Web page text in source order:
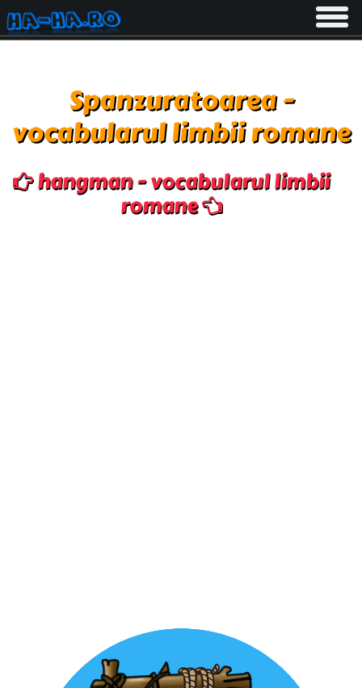
Toggle
Spanzuratoarea -
vocabularul limbii romane
hangman - vocabularul limbii
romane